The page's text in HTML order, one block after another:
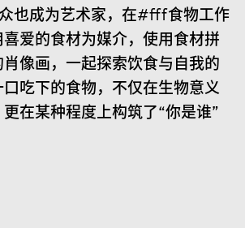
也成为艺术家，在#fff食物工作
爱的食材为媒介，使用食材拼
像画，一起探索饮食与自我的
吃下的食物，不仅在生物意义
更在某种程度上构筑了“你是谁”